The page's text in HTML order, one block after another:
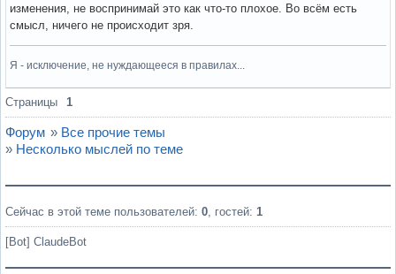
изменения, не воспринимай это как что-то плохое. Во всём есть
смысл, ничего не происходит зря.
Я - исключение, не нуждающееся в правилах...
Вне форума
Страницы 1
Форум » Все прочие темы
» Несколько мыслей по теме
Сейчас в этой теме пользователей: 0, гостей: 1
[Bot] ClaudeBot